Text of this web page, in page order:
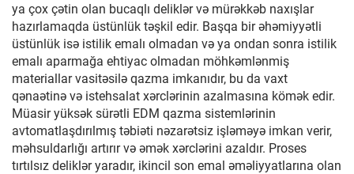
ya çox çətin olan bucaqlı deliklər və mürəkkəb naxışlar
hazırlamaqda üstünlük təşkil edir. Başqa bir əhəmiyyətli
üstünlük isə istilik emalı olmadan və ya ondan sonra istilik
emalı aparmağa ehtiyac olmadan möhkəmlənmiş
materiallar vasitəsilə qazma imkanıdır, bu da vaxt
qənaətinə və istehsalat xərclərinin azalmasına kömək edir.
Müasir yüksək sürətli EDM qazma sistemlərinin
avtomatlaşdırılmış təbiəti nəzarətsiz işləməyə imkan verir,
məhsuldarlığı artırır və əmək xərclərini azaldır. Proses
tırtılsız deliklər yaradır, ikincil son emal əməliyyatlarına olan